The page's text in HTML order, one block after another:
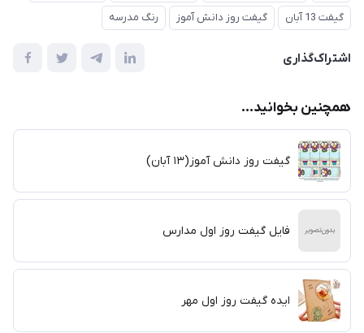
گیفت 13 آبان گیفت روز دانش آموز رنگ مدرسه
اشتراک‌گذاری
همچنین بخوانید...
گیفت روز دانش آموز(۱۳ آبان)
فایل گیفت روز اول مدارس
ایده گیفت روز اول مهر